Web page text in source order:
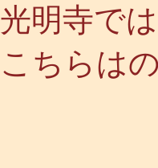
光明寺で
こちらは